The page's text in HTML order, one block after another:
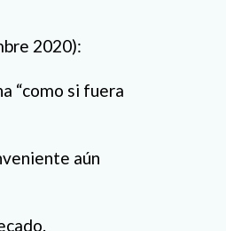
2020):
“como si fuera
aún